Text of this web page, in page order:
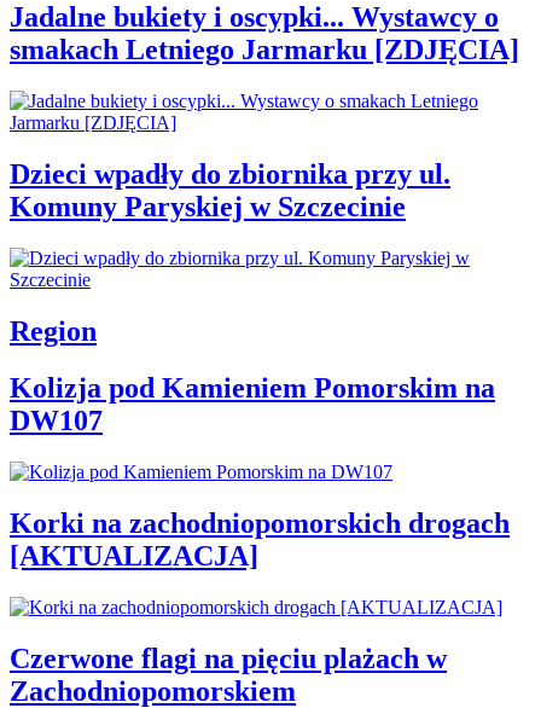
Jadalne bukiety i oscypki... Wystawcy o
smakach Letniego Jarmarku [ZDJĘCIA]
Dzieci wpadły do zbiornika przy ul.
Komuny Paryskiej w Szczecinie
Region
Kolizja pod Kamieniem Pomorskim na
DW107
Korki na zachodniopomorskich drogach
[AKTUALIZACJA]
Czerwone flagi na pięciu plażach w
Zachodniopomorskiem